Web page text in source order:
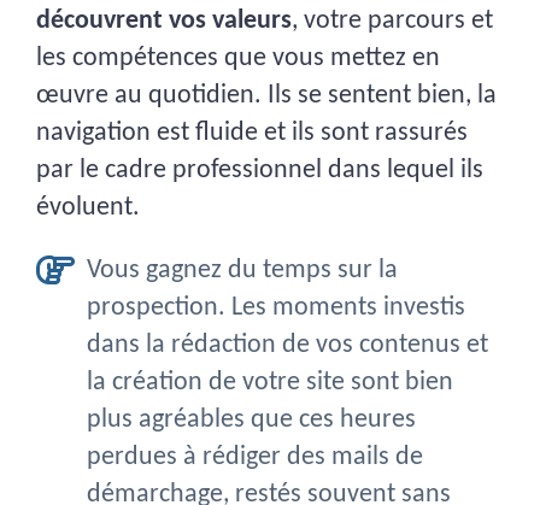
découvrent vos valeurs, votre parcours et
les compétences que vous mettez en
œuvre au quotidien. Ils se sentent bien, la
navigation est fluide et ils sont rassurés
par le cadre professionnel dans lequel ils
évoluent.
Vous gagnez du temps sur la
prospection. Les moments investis
dans la rédaction de vos contenus et
la création de votre site sont bien
plus agréables que ces heures
perdues à rédiger des mails de
démarchage, restés souvent sans